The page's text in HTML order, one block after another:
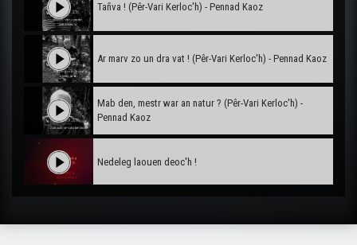
Tañva ! (Pêr-Vari Kerloc'h) - Pennad Kaoz
Ar marv zo un dra vat ! (Pêr-Vari Kerloc'h) - Pennad Kaoz
Mab den, mestr war an natur ? (Pêr-Vari Kerloc'h) -
Pennad Kaoz
Nedeleg laouen deoc'h !